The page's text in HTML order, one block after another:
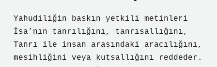
Yahudiliğin baskın yetkili metinleri
İsa’nın tanrılığını, tanrısallığını,
Tanrı ile insan arasındaki aracılığını,
mesihliğini veya kutsallığını reddeder.